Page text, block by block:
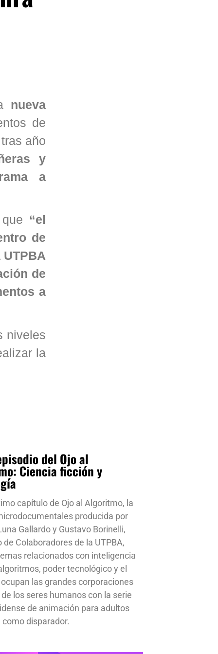
nueva
de
año
y
a
“el
de
de
a
niveles
la
del Ojo al
Ciencia ficción y
capítulo de Ojo al Algoritmo, la
producida por
Gallardo y Gustavo Borinelli,
de Colaboradores de la UTPBA,
relacionados con inteligencia
poder tecnológico y el
las grandes corporaciones
los seres humanos con la serie
de animación para adultos
disparador.